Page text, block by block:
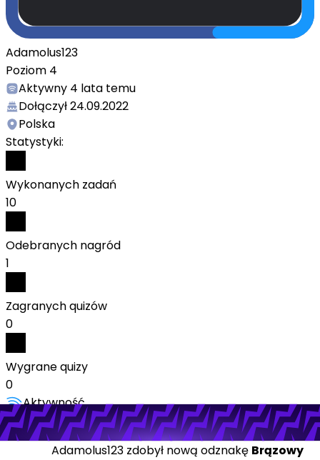
Adamolus123
Poziom 4
Aktywny 4 lata temu
Dołączył24.09.2022
Polska
Statystyki:
Wykonanych zadań
10
Odebranych nagród
1
Zagranych quizów
0
Wygrane quizy
0
Aktywność
Adamolus123 zdobył nową odznakę Brązowy